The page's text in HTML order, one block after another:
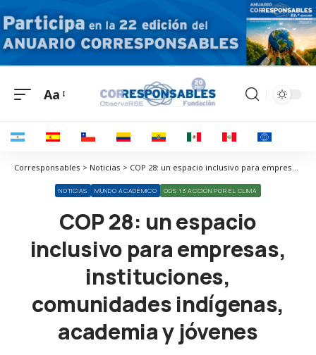
Aa
Corresponsables > Noticias > COP 28: un espacio inclusivo para empresas, instituciones, comunidades indígenas, academia y jóvenes
NOTICIAS MUNDO ACADÉMICO ODS 13 ACCIÓN POR EL CLIMA
COP 28: un espacio
inclusivo para empresas,
instituciones,
comunidades indígenas,
academia y jóvenes